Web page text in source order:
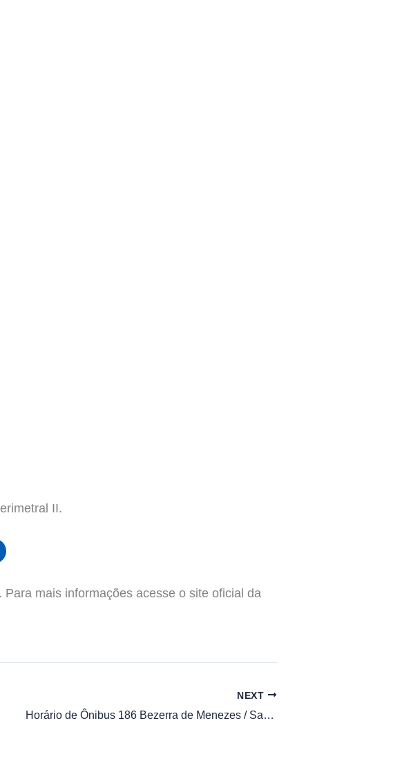
II.
mais informações acesse o site oficial da
NEXT
Horário de Ônibus 186 Bezerra de Menezes / Santos Dumont II